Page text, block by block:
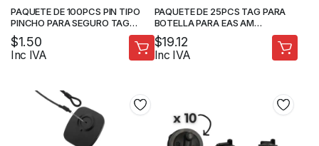
PAQUETE DE 100PCS PIN TIPO
PINCHO PARA SEGURO TAG
PLASTICO EAS AM 8.2MHZ
$1.50
Inc IVA
PAQUETE DE 25PCS TAG PARA
BOTELLA PARA EAS AM
FRECUENCIA 8.2MHz
$19.12
Inc IVA